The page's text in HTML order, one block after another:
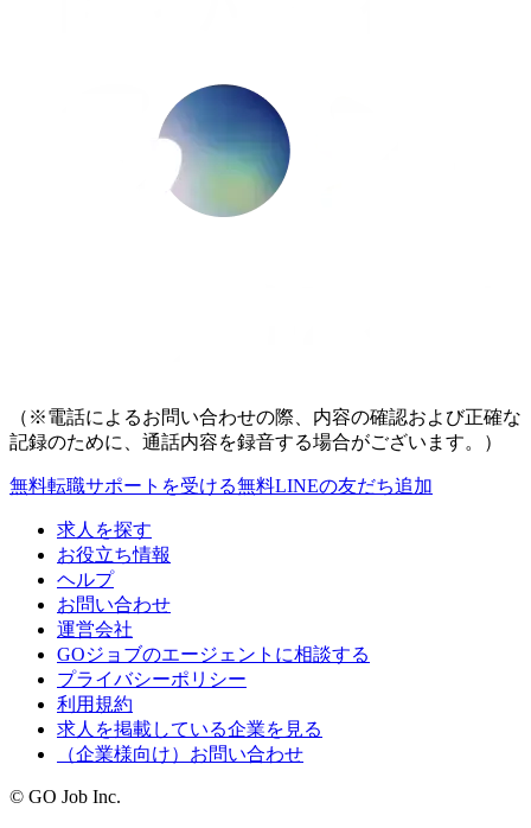
（※電話によるお問い合わせの際、内容の確認および正確な
記録のために、通話内容を録音する場合がございます。）
無料転職サポートを受ける無料LINEの友だち追加
求人を探す
お役立ち情報
ヘルプ
お問い合わせ
運営会社
GOジョブのエージェントに相談する
プライバシーポリシー
利用規約
求人を掲載している企業を見る
（企業様向け）お問い合わせ
© GO Job Inc.